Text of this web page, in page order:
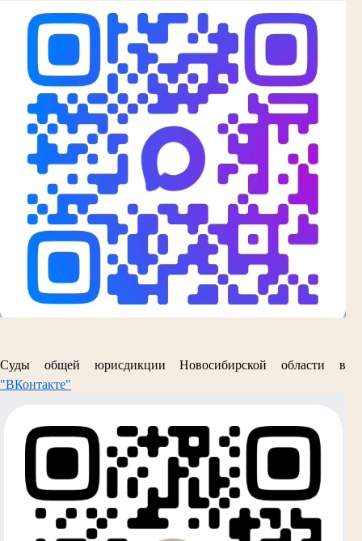
Суды общей юрисдикции Новосибирской области в
"ВКонтакте"